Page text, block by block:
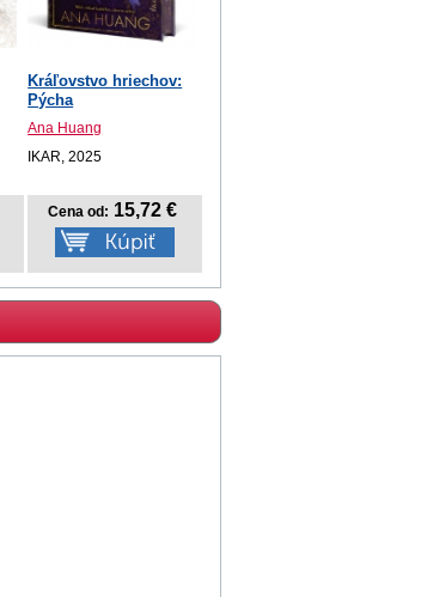
Kráľovstvo hriechov:
Pýcha
Ana Huang
IKAR, 2025
Cena od: 15,72 €